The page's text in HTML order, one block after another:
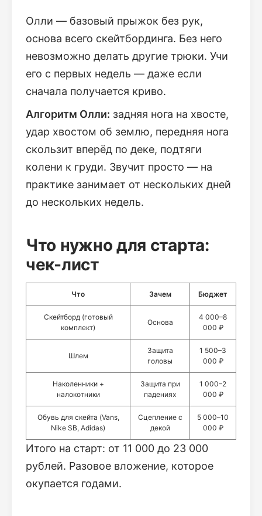
Олли — базовый прыжок без рук,
основа всего скейтбординга. Без него
невозможно делать другие трюки. Учи
его с первых недель — даже если
сначала получается криво.
Алгоритм Олли: задняя нога на хвосте,
удар хвостом об землю, передняя нога
скользит вперёд по деке, подтяги
колени к груди. Звучит просто — на
практике занимает от нескольких дней
до нескольких недель.
Что нужно для старта:
чек-лист
Что Зачем Бюджет
Скейтборд (готовый
комплект)
Основа
4 000–8
000 ₽
Шлем
Защита
головы
1 500–3
000 ₽
Наколенники +
налокотники
Защита при
падениях
1 000–2
000 ₽
Обувь для скейта (Vans,
Nike SB, Adidas)
Сцепление с
декой
5 000–10
000 ₽
Итого на старт: от 11 000 до 23 000
рублей. Разовое вложение, которое
окупается годами.